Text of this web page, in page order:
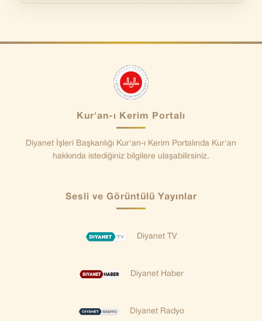
Kur'an-ı Kerim Portalı
Diyanet İşleri Başkanlığı Kur'an-ı Kerim Portalında Kur'an
hakkında istediğiniz bilgilere ulaşabilirsiniz.
Sesli ve Görüntülü Yayınlar
Diyanet TV
Diyanet Haber
Diyanet Radyo